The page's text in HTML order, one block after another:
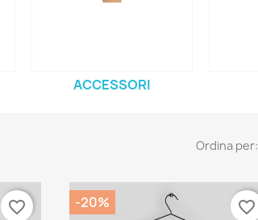
ACCESSORI
Ordina per:
favorite_border
-20%
favorite_border